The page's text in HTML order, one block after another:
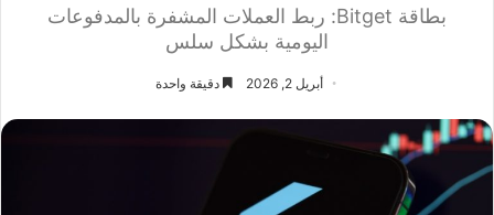
بطاقة Bitget: ربط العملات المشفرة بالمدفوعات
اليومية بشكل سلس
أبريل 2, 2026 دقيقة واحدة